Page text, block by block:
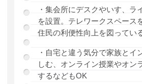
・集会所にデスクやいす、ラ
を設置。テレワークスペース
住民の利便性向上を図ってい
・自宅と違う気分で家族とイ
しむ、オンライン授業やオン
するなどもOK